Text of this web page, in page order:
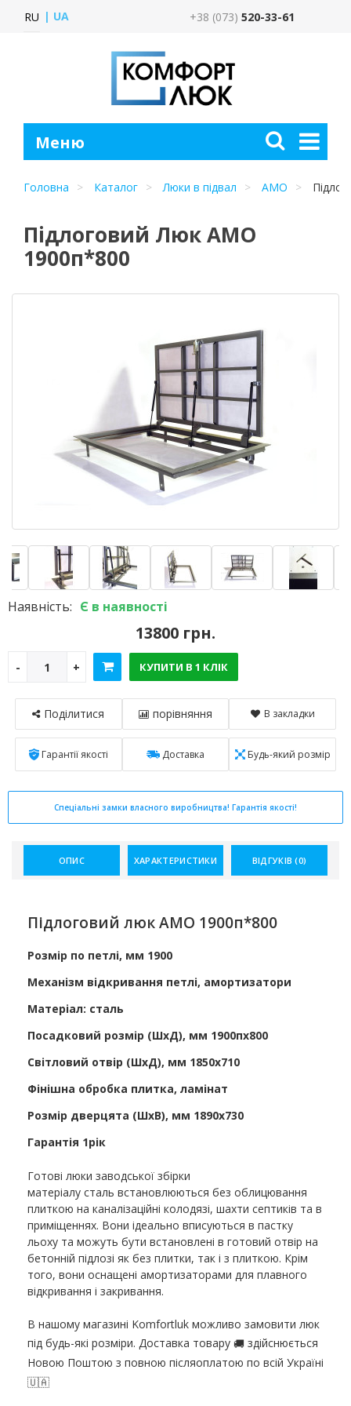
RU UA +38 (073) 520-33-61
Головна Каталог Люки в підвал АМО
Підлоговий Люк АМО
1900п*800
Наявність: Є в наявності
13800 грн.
КУПИТИ В 1 КЛІК
Поділитися порівняння В закладки
Гарантії якості Доставка Будь-який розмір
Спеціальні замки власного виробництва! Гарантія якості!
ОПИС ХАРАКТЕРИСТИКИ ВІДГУКІВ (0)
Підлоговий люк АМО 1900п*800
Розмір по петлі, мм 1900
Механізм відкривання петлі, амортизатори
Матеріал: сталь
Посадковий розмір (ШхД), мм 1900пх800
Світловий отвір (ШхД), мм 1850х710
Фінішна обробка плитка, ламінат
Розмір дверцята (ШхВ), мм 1890х730
Гарантія 1рік
Готові люки заводської збірки
матеріалу сталь встановлюються без облицювання
плиткою на каналізаційні колодязі, шахти септиків та в
приміщеннях. Вони ідеально вписуються в пастку
льоху та можуть бути встановлені в готовий отвір на
бетонній підлозі як без плитки, так і з плиткою. Крім
того, вони оснащені амортизаторами для плавного
відкривання і закривання.
В нашому магазині Komfortluk можливо замовити люк
під будь-які розміри. Доставка товару 🚚 здійснюється
Новою Поштою з повною післяоплатою по всій Україні
🇺🇦